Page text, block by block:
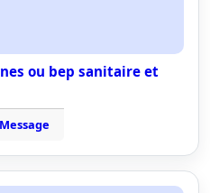
ou bep sanitaire et